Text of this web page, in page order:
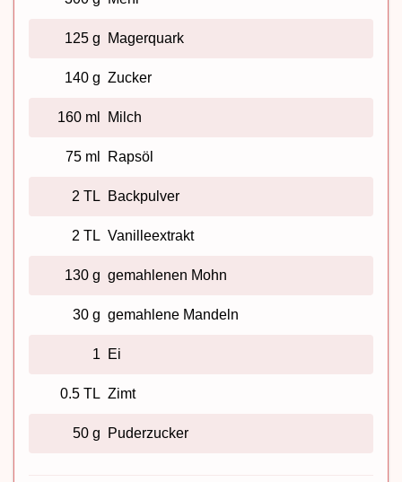
125 g Magerquark
140 g Zucker
160 ml Milch
75 ml Rapsöl
2 TL Backpulver
2 TL Vanilleextrakt
130 g gemahlenen Mohn
30 g gemahlene Mandeln
1 Ei
0.5 TL Zimt
50 g Puderzucker